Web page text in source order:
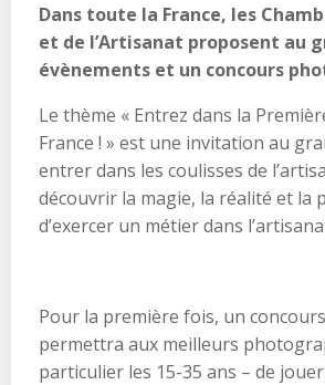
Dans toute la France, les
et de l’Artisanat proposent au
évènements et un concours
Le thème « Entrez dans la
France ! » est une invitation au
entrer dans les coulisses de
découvrir la magie, la réalité et la
d’exercer un métier dans
Pour la première fois, un
permettra aux meilleurs
particulier les 15-35 ans – de